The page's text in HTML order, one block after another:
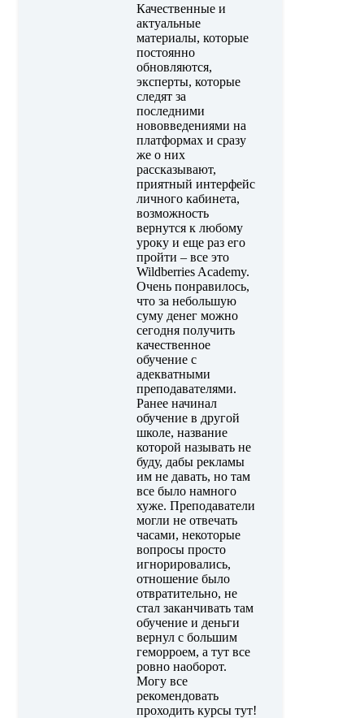
Качественные и
актуальные
материалы, которые
постоянно
обновляются,
эксперты, которые
следят за
последними
нововведениями на
платформах и сразу
же о них
рассказывают,
приятный интерфейс
личного кабинета,
возможность
вернутся к любому
уроку и еще раз его
пройти – все это
Wildberries Academy.
Очень понравилось,
что за небольшую
суму денег можно
сегодня получить
качественное
обучение с
адекватными
преподавателями.
Ранее начинал
обучение в другой
школе, название
которой называть не
буду, дабы рекламы
им не давать, но там
все было намного
хуже. Преподаватели
могли не отвечать
часами, некоторые
вопросы просто
игнорировались,
отношение было
отвратительно, не
стал заканчивать там
обучение и деньги
вернул с большим
геморроем, а тут все
ровно наоборот.
Могу все
рекомендовать
проходить курсы тут!